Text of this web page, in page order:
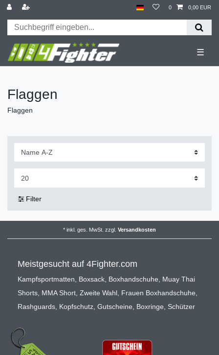
0 0,00 EUR
☰
Flaggen
Flaggen
Filter
* inkl. ges. MwSt. zzgl. Versandkosten
Meistgesucht auf 4Fighter.com
Kampfsportmatten Boxsack Boxhandschuhe
Muay Thai
Shorts MMA Short Zweite Wahl Frauen Boxhandschuhe
Rashguards Kopfschutz Gutscheine Boxringe Schützer